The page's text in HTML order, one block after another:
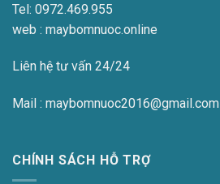
Tel: 0972.469.955
web : maybomnuoc.online
Liên hệ tư vấn 24/24
Mail : maybomnuoc2016@gmail.com
CHÍNH SÁCH HỖ TRỢ